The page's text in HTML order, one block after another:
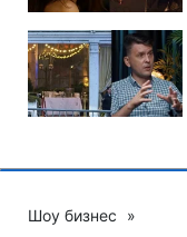
Шоу бизнес »